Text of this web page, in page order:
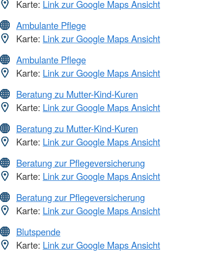
Karte: Link zur Google Maps Ansicht
Ambulante Pflege
Karte: Link zur Google Maps Ansicht
Ambulante Pflege
Karte: Link zur Google Maps Ansicht
Beratung zu Mutter-Kind-Kuren
Karte: Link zur Google Maps Ansicht
Beratung zu Mutter-Kind-Kuren
Karte: Link zur Google Maps Ansicht
Beratung zur Pflegeversicherung
Karte: Link zur Google Maps Ansicht
Beratung zur Pflegeversicherung
Karte: Link zur Google Maps Ansicht
Blutspende
Karte: Link zur Google Maps Ansicht